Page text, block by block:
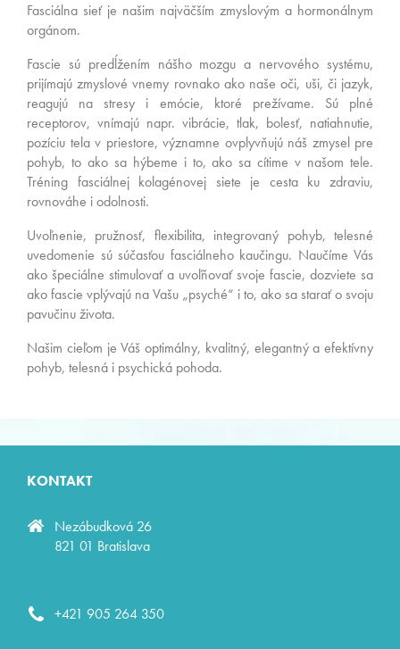
Fasciálna sieť je našim najväčším zmyslovým a hormonálnym
orgánom.
Fascie sú predĺžením nášho mozgu a nervového systému,
prijímajú zmyslové vnemy rovnako ako naše oči, uši, či jazyk,
reagujú na stresy i emócie, ktoré prežívame. Sú plné
receptorov, vnímajú napr. vibrácie, tlak, bolesť, natiahnutie,
pozíciu tela v priestore, významne ovplyvňujú náš zmysel pre
pohyb, to ako sa hýbeme i to, ako sa cítime v našom tele.
Tréning fasciálnej kolagénovej siete je cesta ku zdraviu,
rovnováhe i odolnosti.
Uvoľnenie, pružnosť, flexibilita, integrovaný pohyb, telesné
uvedomenie sú súčasťou fasciálneho kaučingu. Naučíme Vás
ako špeciálne stimulovať a uvoľňovať svoje fascie, dozviete sa
ako fascie vplývajú na Vašu „psyché“ i to, ako sa starať o svoju
pavučinu života.
Našim cieľom je Váš optimálny, kvalitný, elegantný a efektívny
pohyb, telesná i psychická pohoda.
KONTAKT
Nezábudková 26
821 01 Bratislava
+421 905 264 350